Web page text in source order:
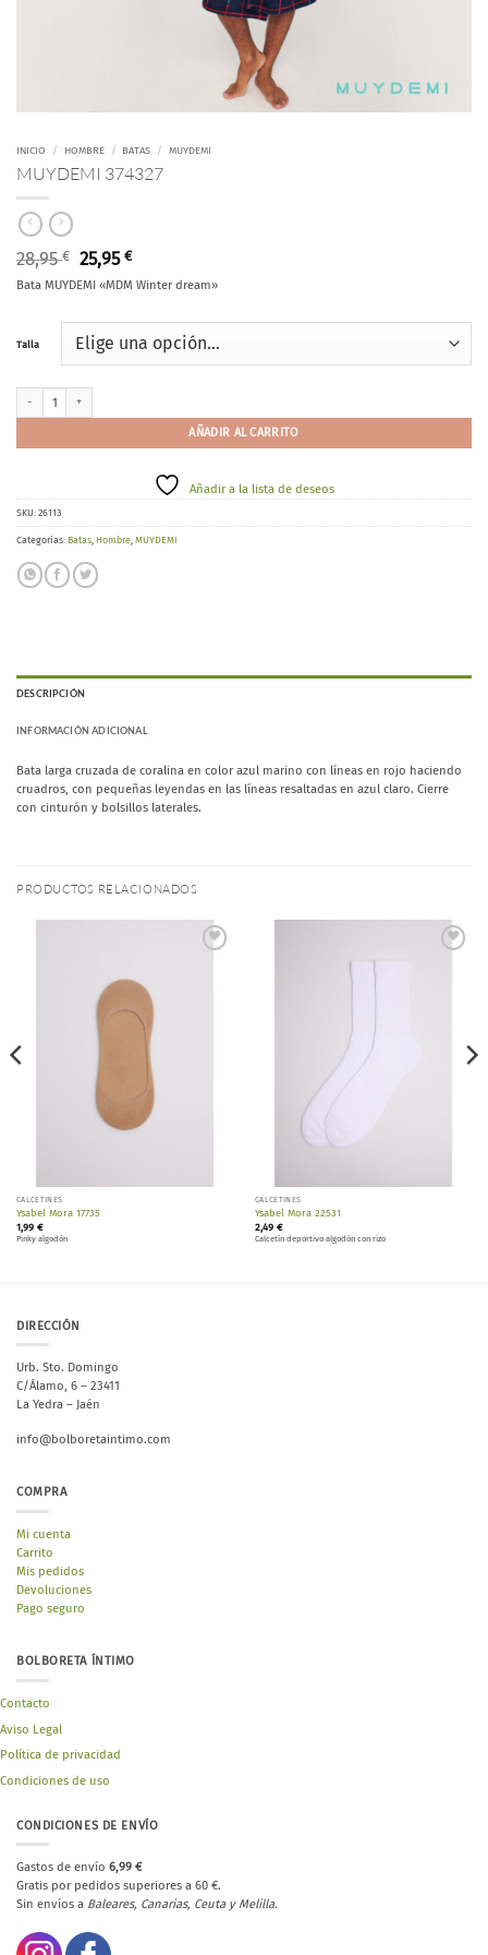
INICIO / HOMBRE / BATAS / MUYDEMI
MUYDEMI 374327
28,95€ El
precio
original
28,95 €.
25,95€El
precio
actual
25,95 €.
Bata MUYDEMI «MDM Winter dream»
Talla
AÑADIR AL CARRITO
Añadir a la lista de deseos
SKU: 26113
Categorías: Batas Hombre MUYDEMI
DESCRIPCIÓN
INFORMACIÓN ADICIONAL
Bata larga cruzada de coralina en color azul marino con líneas en rojo haciendo
cruadros, con pequeñas leyendas en las líneas resaltadas en azul claro. Cierre
con cinturón y bolsillos laterales.
PRODUCTOS RELACIONADOS
CALCETINES
Ysabel Mora 17735
1,99 €
Pinky algodón
CALCETINES
Ysabel Mora 22531
2,49 €
Calcetín deportivo algodón con rizo
DIRECCIÓN
Urb. Sto. Domingo
C/Álamo, 6 – 23411
La Yedra – Jaén
info@bolboretaintimo.com
COMPRA
Mi cuenta
Carrito
Mis pedidos
Devoluciones
Pago seguro
BOLBORETA ÍNTIMO
Contacto
Aviso Legal
Política de privacidad
Condiciones de uso
CONDICIONES DE ENVÍO
Gastos de envío 6,99 €
Gratis por pedidos superiores a 60 €.
Sin envíos a Baleares, Canarias, Ceuta y Melilla.